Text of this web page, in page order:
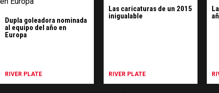
Dupla goleadora nominada
al equipo del año en
Europa
RIVER PLATE
Las caricaturas de un 2015
inigualable
RIVER PLATE